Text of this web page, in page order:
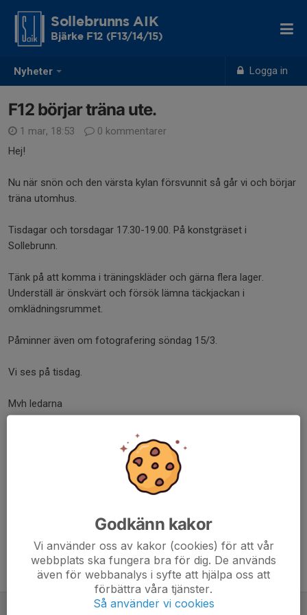
Nyheter Logga in
Sollebrunns AIK
Bjärke F12 (F13/14/15)
F12 börjar träna ute.
1 mar, 18:53
0 kommentarer
Hej!
Nu när snön och den värsta kylan försvunnit så går vi och börjar
träna utomhus.
Tisdagar och torsdagar 17.30-19.00. På konstgräset i
Sollebrunn.
Tänk på att komma i träningskläder och gärna flera lager.
Underställ är önskvärt och försök lämna täckjackan i
omklädningsrummet.
Påminner även om fotografering söndag 15/3.
Vi ses på tisdag.
Mvh ledarna
Tidigare nyheter
F12 börjar träna ute.
Godkänn kakor
Vi använder oss av kakor (cookies) för att vår
webbplats ska fungera bra för dig. De används
även för webbanalys i syfte att hjälpa oss att
förbättra våra tjänster.
Så använder vi cookies